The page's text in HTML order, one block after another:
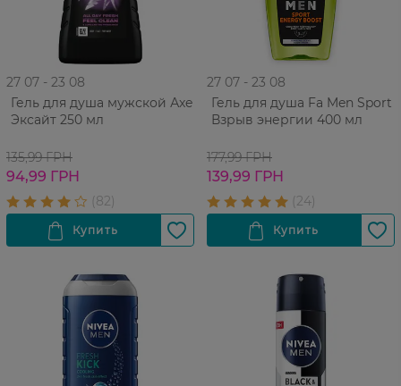
27 07 - 23 08
Гель для душа мужской Аxe
Эксайт 250 мл
135,99 ГРН
94,99 ГРН
27 07 - 23 08
Гель для душа Fa Men Sport
Взрыв энергии 400 мл
177,99 ГРН
139,99 ГРН